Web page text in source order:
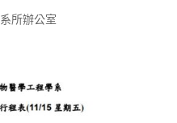
系所辦公室